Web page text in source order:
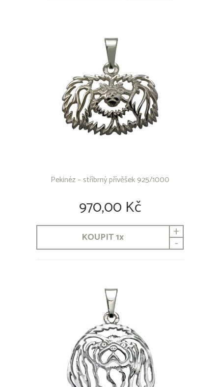
Pekinéz – stříbrný přívěšek 925/1000
970,00 Kč
KOUPIT1x +
-